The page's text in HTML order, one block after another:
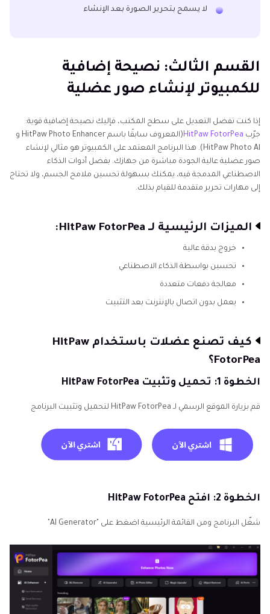
لا يسمح بتحرير الصورة بعد الإنشاء
القسم الثالث: نصيحة إضافية
للكمبيوتر لإنشاء صور عضلية
إذا كنت تفضل التعديل على سطح المكتب، فإليك نصيحة إضافية قوية:
جرّب HitPaw FotorPea
(المعروف سابقًا باسم HitPaw Photo Enhancer و
HitPaw Photo Al). هذا البرنامج المعتمد على الكمبيوتر هو مثالي لإنشاء
صور عضلية عالية الجودة مباشرة من جهازك. بفضل أدوات الذكاء
الاصطناعي المدمجة فيه، يمكنك بسهولة تحسين ملامح الجسم، ولا تحتاج
إلى مهارات تحرير متقدمة للقيام بذلك.
الميزات الرئيسية لـ HitPaw FotorPea:
خروج بدقة عالية
تحسين بواسطة الذكاء الاصطناعي
معالجة دفعات متعددة
يعمل بدون اتصال بالإنترنت بعد التثبيت
كيف تصنع عضلات باستخدام HitPaw
FotorPea؟
الخطوة 1: تحميل وتثبيت HitPaw FotorPea
قم بزيارة الموقع الرسمي لـ HitPaw FotorPea لتحميل وتثبيت البرنامج
الخطوة 2: افتح HitPaw FotorPea
شغّل البرنامج ومن القائمة الرئيسية اضغط على "AI Generator"